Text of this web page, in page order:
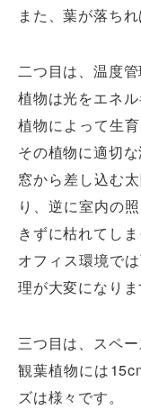
また、葉が落ち
二つ目は、温度管
植物は光をエネル
植物によって生
その植物に適切
窓から差し込む
り、逆に室内の
きずに枯れてし
オフィス環境で
理が大変になりま
三つ目は、スペ
観葉植物には
ズは様々です。